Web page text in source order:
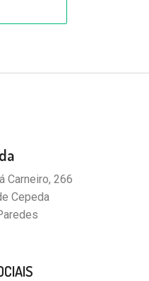
Carneiro, 266
Cepeda